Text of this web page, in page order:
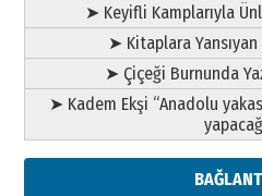
➤ Keyifli Kamplarıyla
➤ Kitaplara Yansıyan
➤ Çiçeği Burnunda
➤ Kadem Ekşi “Anadolu